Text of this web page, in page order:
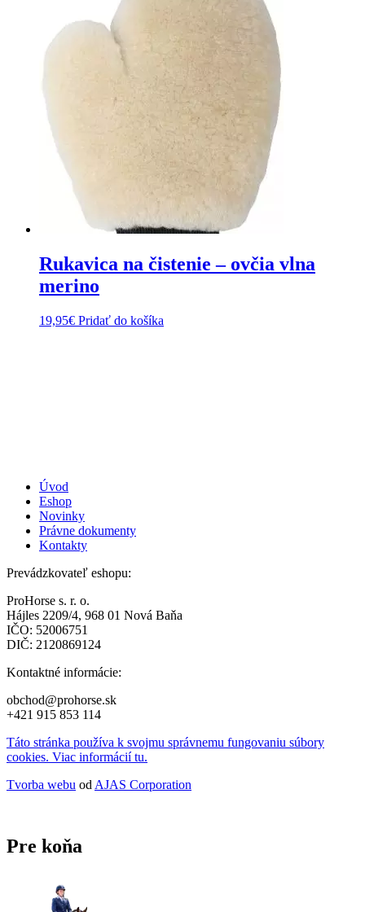
Rukavica na čistenie – ovčia vlna
merino
19,95€ Pridať do košíka
Úvod
Eshop
Novinky
Právne dokumenty
Kontakty
Prevádzkovateľ eshopu:
ProHorse s. r. o.
Hájles 2209/4, 968 01 Nová Baňa
IČO: 52006751
DIČ: 2120869124
Kontaktné informácie:
obchod@prohorse.sk
+421 915 853 114
Táto stránka používa k svojmu správnemu fungovaniu súbory
cookies. Viac informácií tu.
Tvorba webu od AJAS Corporation
Pre koňa